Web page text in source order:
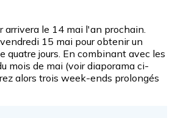
arrivera le 14 mai l'an prochain.
15 mai pour obtenir un
quatre jours. En combinant avec les
mois de mai (voir diaporama ci-
alors trois week-ends prolongés